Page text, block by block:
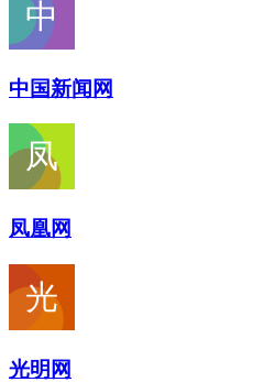
中国新闻网
凤凰网
光明网